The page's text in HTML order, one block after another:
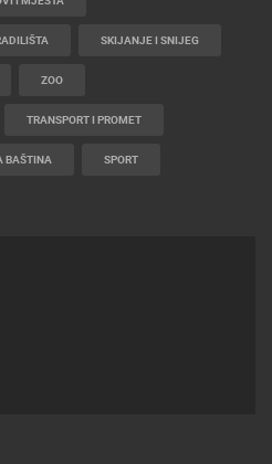
SKIJANJE I SNIJEG
ZOO
TRANSPORT I PROMET
BAŠTINA SPORT